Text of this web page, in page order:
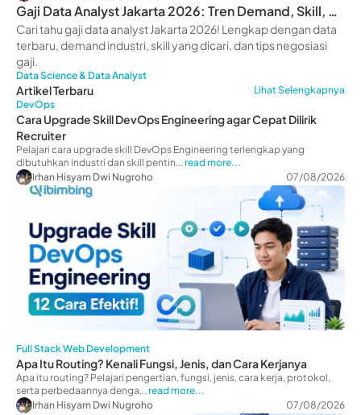
Gaji Data Analyst Jakarta 2026: Tren Demand, Skill, &
Prospek Karier
Cari tahu gaji data analyst Jakarta 2026! Lengkap dengan data
terbaru, demand industri, skill yang dicari, dan tips negosiasi
gaji.
Data Science & Data Analyst
Artikel Terbaru
Lihat Selengkapnya
DevOps
Cara Upgrade Skill DevOps Engineering agar Cepat Dilirik
Recruiter
Pelajari cara upgrade skill DevOps Engineering terlengkap yang
dibutuhkan industri dan skill pentin... read more...
Irhan Hisyam Dwi Nugroho
07/08/2026
Full Stack Web Development
Apa Itu Routing? Kenali Fungsi, Jenis, dan Cara Kerjanya
Apa itu routing? Pelajari pengertian, fungsi, jenis, cara kerja, protokol,
serta perbedaannya denga... read more...
Irhan Hisyam Dwi Nugroho
07/08/2026